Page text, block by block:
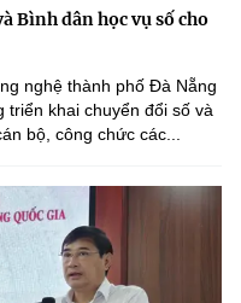
Bình dân học vụ số cho
nghệ thành phố Đà Nẵng
khai chuyển đổi số và
bộ, công chức các...